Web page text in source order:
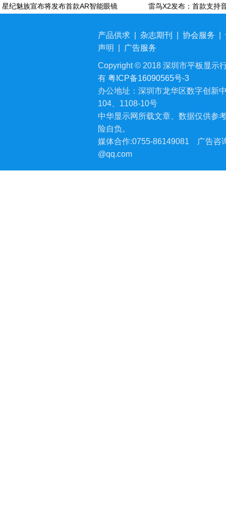
星纪魅族宣布将发布首款AR智能眼镜
产品供求 杂志期刊 协会服务
声明
广告服务
Copyright © 2018 深圳市平板显示
有 粤ICP备16090565号-3
办公地址：深圳市龙华区数字创新
104、1108-10号
中华显示网所载文章、数据仅供参
险自负。
媒体合作:0755-86149081
广告咨
@qq.com